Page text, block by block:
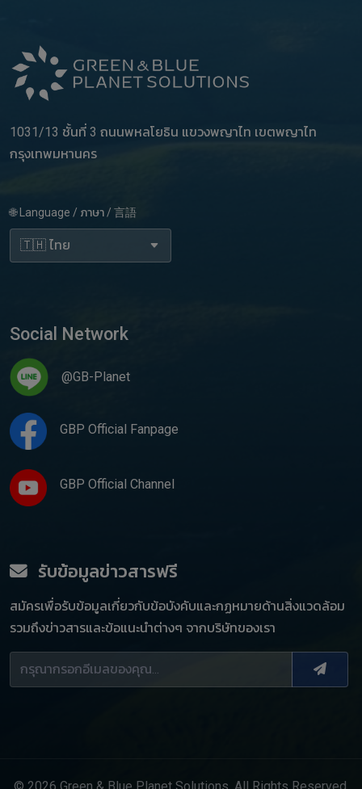
1031/13 ชั้นที่ 3 ถนนพหลโยธิน แขวงพญาไท เขตพญาไท
กรุงเทพมหานคร
🌐 Language / ภาษา / 言語
Social Network
@GB-Planet
GBP Official Fanpage
GBP Official Channel
รับข้อมูลข่าวสารฟรี
สมัครเพื่อรับข้อมูลเกี่ยวกับข้อบังคับและกฏหมายด้านสิ่งแวดล้อม
รวมถึงข่าวสารและข้อแนะนำต่างๆ จากบริษัทของเรา
© 2026 Green & Blue Planet Solutions. All Rights Reserved.